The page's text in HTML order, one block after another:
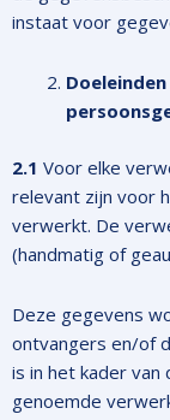
instaat voor
2.1 Voor elke
relevant zijn voor
verwerkt. De
(handmatig of
Deze gegevens
ontvangers en/of
is in het kader
genoemde